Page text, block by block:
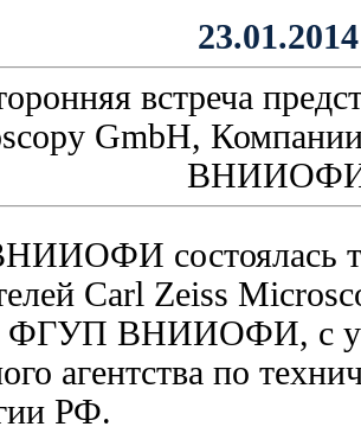
23.01.2014
встреча
GmbH,
состоялась
Carl Zeiss
ВНИИОФИ, с
агентства по
РФ.